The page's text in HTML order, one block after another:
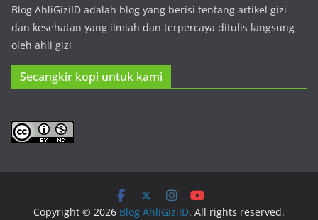
Blog AhliGiziID adalah blog yang berisi tentang artikel gizi
dan kesehatan yang ilmiah dan terpercaya ditulis langsung
oleh ahli gizi
Secangkir kopi untuk kami
Copyright © 2026 Blog AhliGiziID. All rights reserved.